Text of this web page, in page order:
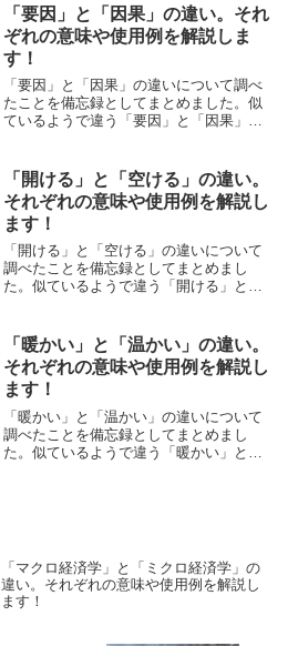
「要因」と「因果」の違い。それ
ぞれの意味や使用例を解説しま
す！
「要因」と「因果」の違いについて調べ
たことを備忘録としてまとめました。似
ているようで違う「要因」と「因果」の
「開ける」と「空ける」の違い。
それぞれの意味や使用例を解説し
ます！
「開ける」と「空ける」の違いについて
調べたことを備忘録としてまとめまし
た。似ているようで違う「開ける」と
「暖かい」と「温かい」の違い。
それぞれの意味や使用例を解説し
ます！
「暖かい」と「温かい」の違いについて
調べたことを備忘録としてまとめまし
た。似ているようで違う「暖かい」と
「マクロ経済学」と「ミクロ経済学」の
違い。それぞれの意味や使用例を解説し
ます！